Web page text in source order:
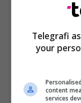
Telegrafi
your
content
services